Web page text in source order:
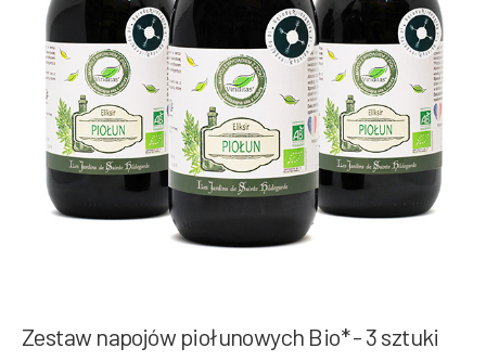
Zestaw napojów piołunowych Bio* - 3 sztuki